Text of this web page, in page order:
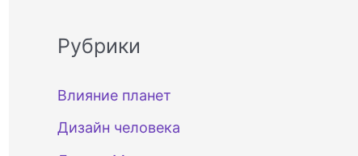
Рубрики
Влияние планет
Дизайн человека